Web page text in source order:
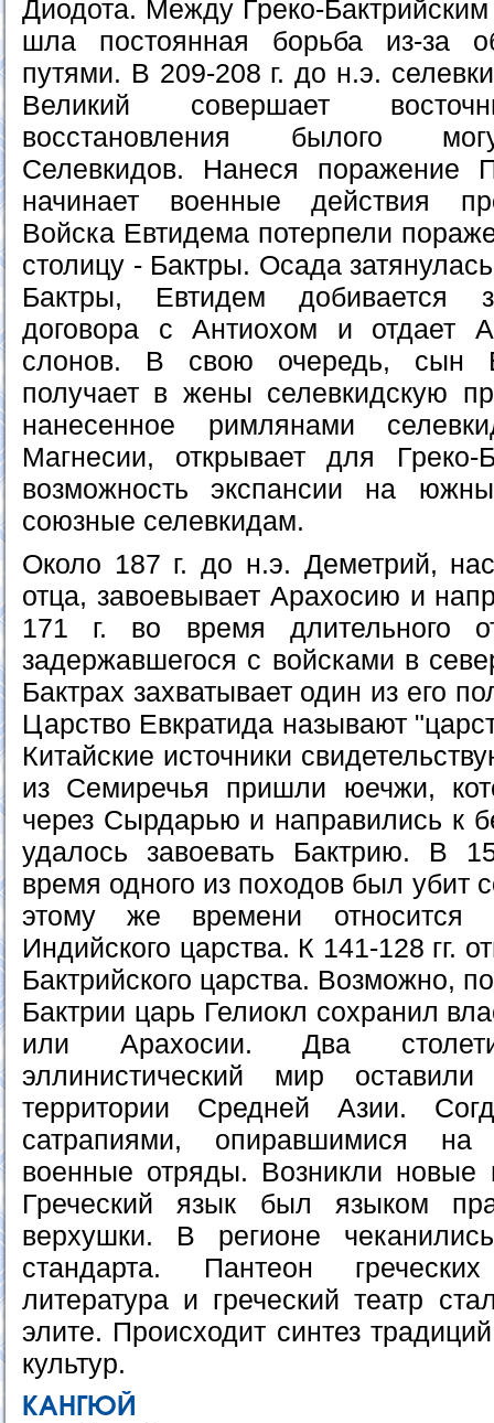
Диодота. Между Греко-
шла постоянная борьба из-за
путями. В 209-208 г. до н.э.
Великий совершает
восстановления былого
Селевкидов. Нанеся
начинает военные действия
Войска Евтидема потерпели
столицу - Бактры. Осада
Бактры, Евтидем добивается
договора с Антиохом и отдает
слонов. В свою очередь, сын
получает в жены селевкидскую
нанесенное римлянами
Магнесии, открывает для Греко-
возможность экспансии на
союзные селевкидам.
Около 187 г. до н.э. Деметрий,
отца, завоевывает Арахосию и
171 г. во время длительного
задержавшегося с войсками в
Бактрах захватывает один из его
Царство Евкратида называют
Китайские источники
из Семиречья пришли юечжи,
через Сырдарью и направились к
удалось завоевать Бактрию. В
время одного из походов был убит
этому же времени относится
Индийского царства. К 141-128 гг.
Бактрийского царства. Возможно,
Бактрии царь Гелиокл сохранил
или Арахосии. Два
эллинистический мир
территории Средней Азии.
сатрапиями, опиравшимися на
военные отряды. Возникли новые
Греческий язык был языком
верхушки. В регионе
стандарта. Пантеон
литература и греческий театр
элите. Происходит синтез
культур.
КАНГЮЙ